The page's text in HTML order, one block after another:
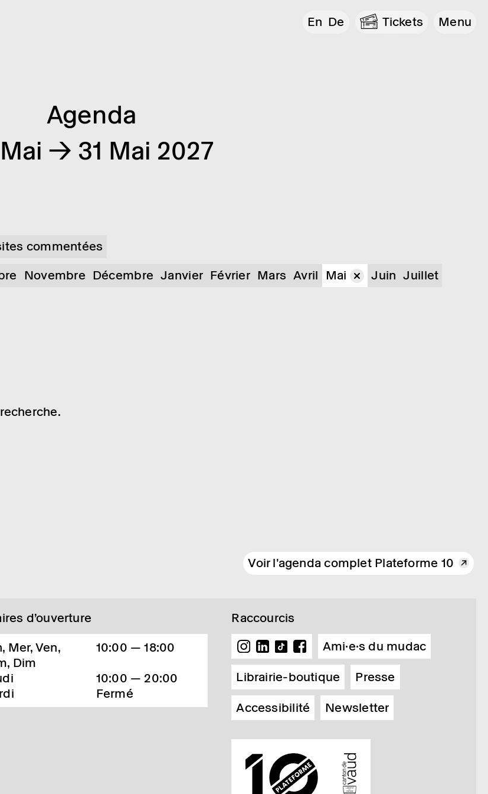
En De Tickets Menu
Agenda
→ 31 Mai 2027
commentées
Novembre Décembre Janvier Février Mars Avril Mai Juin Juillet
Voir l'agenda complet Plateforme 10
d’ouverture
Mer, Ven,
Dim
10:00 — 18:00
10:00 — 20:00
Fermé
Raccourcis
Ami·e·s du mudac
Librairie-boutique
Presse
Accessibilité
Newsletter